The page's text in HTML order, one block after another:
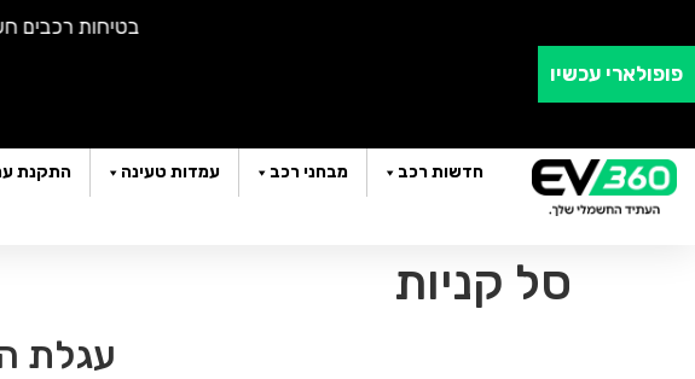
פופולארי עכשיו
בטיחות רכבים
חדשות רכב מבחני רכב עמדות טעינה התקנת
סל קניות
עגלת